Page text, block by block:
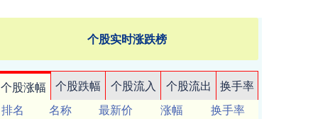
个股实时涨跌榜
个股涨幅 个股跌幅 个股流入 个股流出
换手率
排名
名称 最新价 涨幅
换手率